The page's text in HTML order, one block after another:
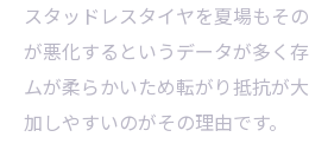
スタッドレスタイヤを夏場もそ
が悪化するというデータが多く
ムが柔らかいため転がり抵抗が
加しやすいのがその理由です。